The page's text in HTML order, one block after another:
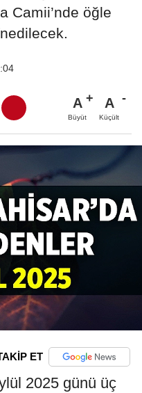
Camii’nde öğle
A
Büyüt
A
Küçült
ET
2025 günü üç